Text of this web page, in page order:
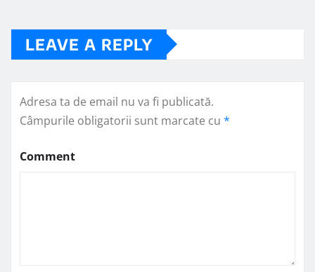
LEAVE A REPLY
Adresa ta de email nu va fi publicată.
Câmpurile obligatorii sunt marcate cu *
Comment